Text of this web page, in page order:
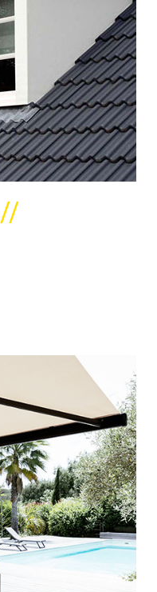
//